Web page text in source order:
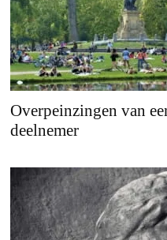
Overpeinzingen van
deelnemer